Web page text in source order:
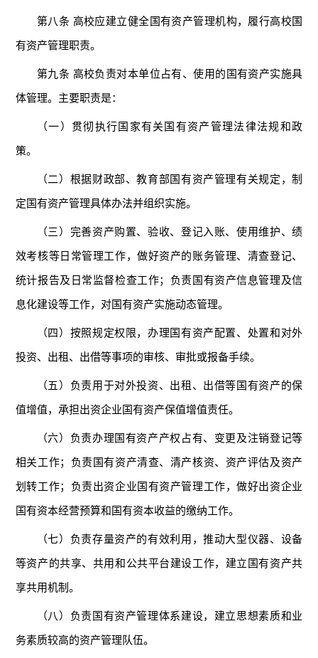
第八条 高校应建立健全国有资产管理机构，履行高校国
有资产管理职责。
第九条 高校负责对本单位占有、使用的国有资产实施具
体管理。主要职责是：
（一）贯彻执行国家有关国有资产管理法律法规和政
策。
（二）根据财政部、教育部国有资产管理有关规定，制
定国有资产管理具体办法并组织实施。
（三）完善资产购置、验收、登记入账、使用维护、绩
效考核等日常管理工作，做好资产的账务管理、清查登记、
统计报告及日常监督检查工作；负责国有资产信息管理及信
息化建设等工作，对国有资产实施动态管理。
（四）按照规定权限，办理国有资产配置、处置和对外
投资、出租、出借等事项的审核、审批或报备手续。
（五）负责用于对外投资、出租、出借等国有资产的保
值增值，承担出资企业国有资产保值增值责任。
（六）负责办理国有资产产权占有、变更及注销登记等
相关工作；负责国有资产清查、清产核资、资产评估及资产
划转工作；负责出资企业国有资产管理工作，做好出资企业
国有资本经营预算和国有资本收益的缴纳工作。
（七）负责存量资产的有效利用，推动大型仪器、设备
等资产的共享、共用和公共平台建设工作，建立国有资产共
享共用机制。
（八）负责国有资产管理体系建设，建立思想素质和业
务素质较高的资产管理队伍。